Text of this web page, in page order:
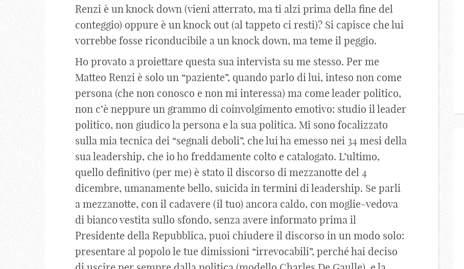
Renzi è un knock down (vieni atterrato, ma ti alzi prima della fine del
conteggio) oppure è un knock out (al tappeto ci resti)? Si capisce che lui
vorrebbe fosse riconducibile a un knock down, ma teme il peggio.
Ho provato a proiettare questa sua intervista su me stesso. Per me
Matteo Renzi è solo un “paziente”, quando parlo di lui, inteso non come
persona (che non conosco e non mi interessa) ma come leader politico,
non c’è neppure un grammo di coinvolgimento emotivo: studio il leader
politico, non giudico la persona e la sua politica. Mi sono focalizzato
sulla mia tecnica dei “segnali deboli”, che lui ha emesso nei 34 mesi della
sua leadership, che io ho freddamente colto e catalogato. L’ultimo,
quello definitivo (per me) è stato il discorso di mezzanotte del 4
dicembre, umanamente bello, suicida in termini di leadership. Se parli
a mezzanotte, con il cadavere (il tuo) ancora caldo, con moglie-vedova
di bianco vestita sullo sfondo, senza avere informato prima il
Presidente della Repubblica, puoi chiudere il discorso in un modo solo:
presentare al popolo le tue dimissioni “irrevocabili”, perché hai deciso